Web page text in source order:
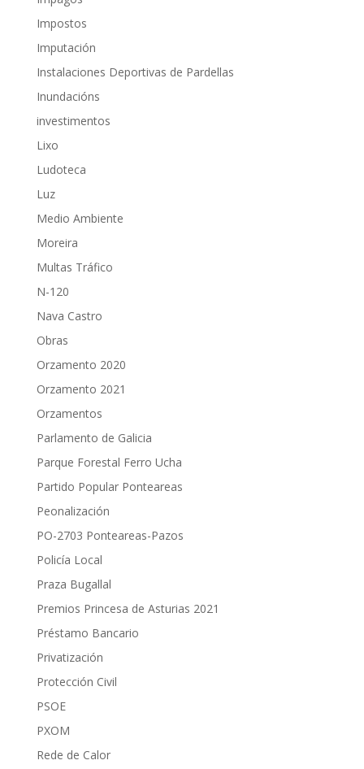
Impostos
Imputación
Instalaciones Deportivas de Pardellas
Inundacións
investimentos
Lixo
Ludoteca
Luz
Medio Ambiente
Moreira
Multas Tráfico
N-120
Nava Castro
Obras
Orzamento 2020
Orzamento 2021
Orzamentos
Parlamento de Galicia
Parque Forestal Ferro Ucha
Partido Popular Ponteareas
Peonalización
PO-2703 Ponteareas-Pazos
Policía Local
Praza Bugallal
Premios Princesa de Asturias 2021
Préstamo Bancario
Privatización
Protección Civil
PSOE
PXOM
Rede de Calor